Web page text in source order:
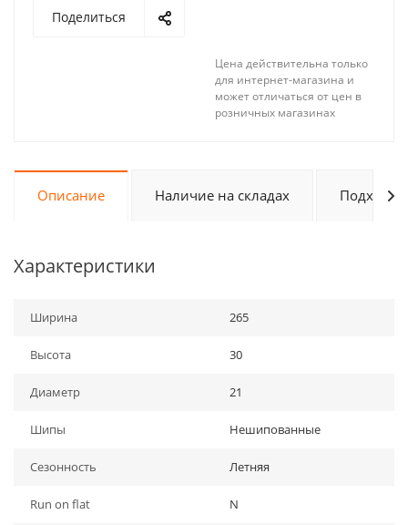
Поделиться
Цена действительна только
для интернет-магазина и
может отличаться от цен в
розничных магазинах
Описание Наличие на складах Подходит
Характеристики
Ширина 265
Высота 30
Диаметр 21
Шипы Нешипованные
Сезонность Летняя
Run on flat N